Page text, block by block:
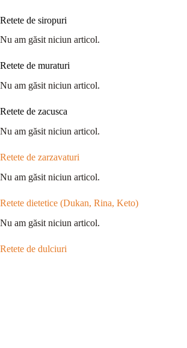
Retete de siropuri
Nu am găsit niciun articol.
Retete de muraturi
Nu am găsit niciun articol.
Retete de zacusca
Nu am găsit niciun articol.
Retete de zarzavaturi
Nu am găsit niciun articol.
Retete dietetice (Dukan, Rina, Keto)
Nu am găsit niciun articol.
Retete de dulciuri